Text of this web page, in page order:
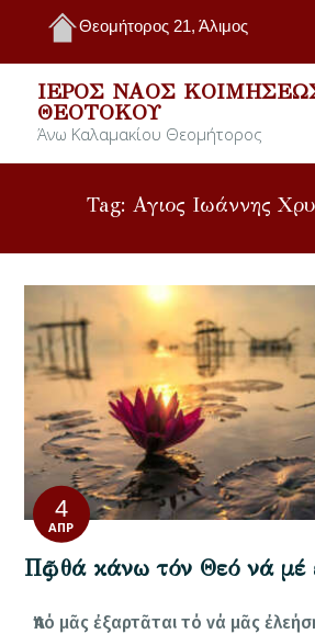
Θεομήτορος 21, Άλιμος
ΙΕΡΌΣ ΝΑΌΣ
ΘΕΟΤΌΚΟΥ
Άνω Καλαμακίου Θεομήτορος
Tag: Αγιος Ιωάννης
4
ΑΠΡ
Πῶς θά κάνω τόν Θεό νά μέ
Ἀπό μᾶς ἐξαρτᾶται τό νά μᾶς